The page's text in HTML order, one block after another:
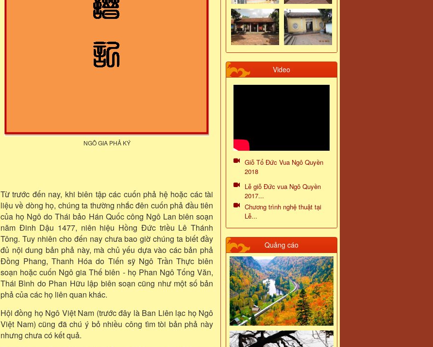
NGÔ GIA PHẢ KÝ
Từ trước đến nay, khi biên tập các cuốn phả hệ hoặc các tài
liệu về dòng họ, chúng ta thường nhắc đên cuốn phả đầu tiên
của họ Ngô do Thái bảo Hán Quốc công Ngô Lan biên soạn
năm Đinh Dậu 1477, niên hiệu Hồng Đức triều Lê Thánh
Tông. Tuy nhiên cho đến nay chưa bao giờ chúng ta biết đầy
đủ nội dung bản phả này, mà chủ yếu dựa vào các bản phả
Đồng Phang, Thanh Hóa do Tiến sỹ Ngô Trần Thực biên
soạn hoặc cuốn Ngô gia Thế biên - họ Phan Ngô Tống Văn,
Thái Bình do Phan Hữu lập biên soạn cũng như một số bản
phả của các họ liên quan khác.
Hội đồng họ Ngô Việt Nam (trước đây là Ban Liên lạc họ Ngô
Việt Nam) cũng đã chú ý bỏ nhiều công tìm tòi bản phả này
nhưng chưa có kết quả.
Video
Giỗ Tổ Đức Vua Ngô Quyền
2018
Lễ giỗ Đức vua Ngô Quyền
2017...
Chương trình nghệ thuật tại
Lễ...
Quảng cáo